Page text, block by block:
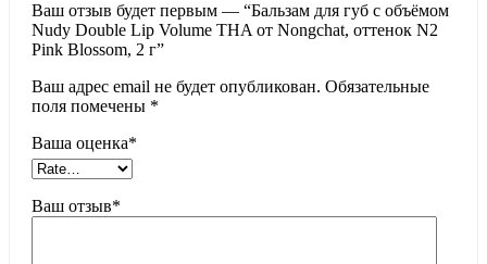
Ваш отзыв будет первым — “Бальзам для губ с объёмом
Nudy Double Lip Volume THA от Nongchat, оттенок N2
Pink Blossom, 2 г”
Ваш адрес email не будет опубликован. Обязательные
поля помечены *
Ваша оценка*
Ваш отзыв*